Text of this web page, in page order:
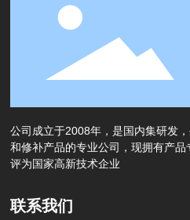
公司成立于2008年，是国内集研发
和修补产品的专业公司，现拥有产
评为国家高新技术企业
联系我们